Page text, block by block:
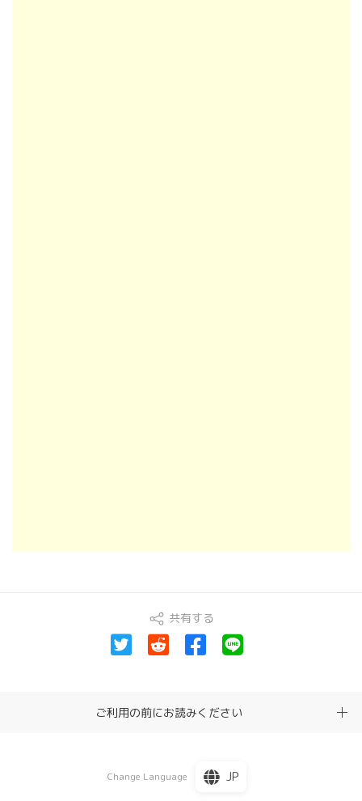
共有する
ご利用の前にお読みください
Change Language JP